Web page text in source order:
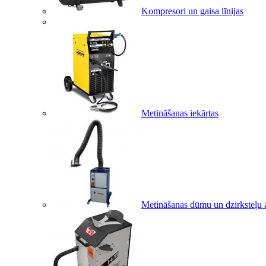
Kompresori un gaisa līnijas
Metināšanas iekārtas
Metināšanas dūmu un dzirksteļu